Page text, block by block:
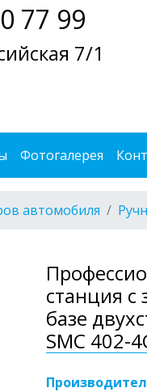
77 99
7/1
Фотогалерея
автомобиля
станция с
базе
SMC 402-